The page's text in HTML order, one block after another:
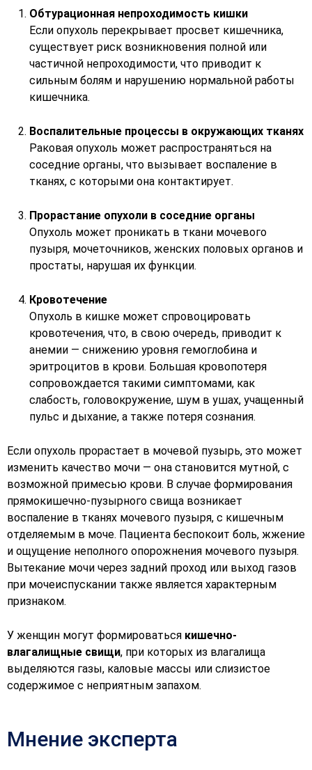
Обтурационная непроходимость кишки
Если опухоль перекрывает просвет кишечника,
существует риск возникновения полной или
частичной непроходимости, что приводит к
сильным болям и нарушению нормальной работы
кишечника.
Воспалительные процессы в окружающих тканях
Раковая опухоль может распространяться на
соседние органы, что вызывает воспаление в
тканях, с которыми она контактирует.
Прорастание опухоли в соседние органы
Опухоль может проникать в ткани мочевого
пузыря, мочеточников, женских половых органов и
простаты, нарушая их функции.
Кровотечение
Опухоль в кишке может спровоцировать
кровотечения, что, в свою очередь, приводит к
анемии — снижению уровня гемоглобина и
эритроцитов в крови. Большая кровопотеря
сопровождается такими симптомами, как
слабость, головокружение, шум в ушах, учащенный
пульс и дыхание, а также потеря сознания.
Если опухоль прорастает в мочевой пузырь, это может
изменить качество мочи — она становится мутной, с
возможной примесью крови. В случае формирования
прямокишечно-пузырного свища возникает
воспаление в тканях мочевого пузыря, с кишечным
отделяемым в моче. Пациента беспокоит боль, жжение
и ощущение неполного опорожнения мочевого пузыря.
Вытекание мочи через задний проход или выход газов
при мочеиспускании также является характерным
признаком.
У женщин могут формироваться кишечно-
влагалищные свищи, при которых из влагалища
выделяются газы, каловые массы или слизистое
содержимое с неприятным запахом.
Мнение эксперта